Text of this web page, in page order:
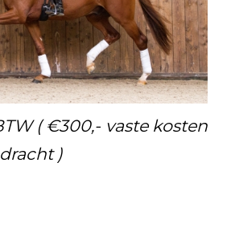
( €300,- vaste kosten
)